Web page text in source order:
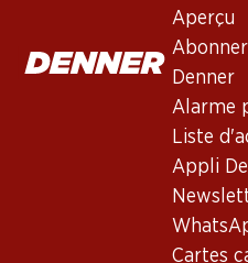
Aperçu
Denner
Alarme
Liste
Appli
Cartes
Robe jaune pâle. Nez fruité.
Finale à l'acidité rafraîchissante.
Bon à savoir